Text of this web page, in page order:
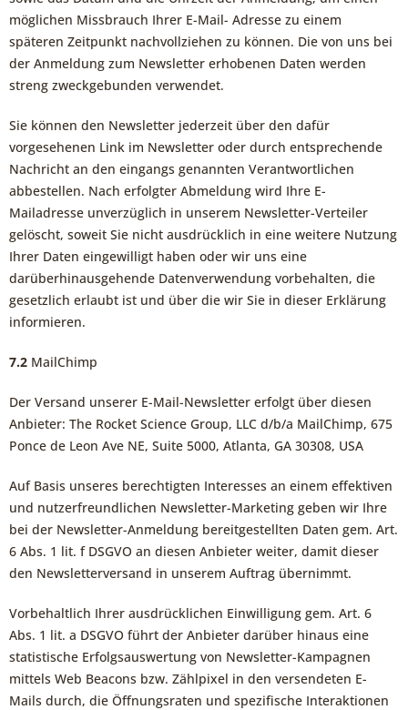
möglichen Missbrauch Ihrer E-Mail- Adresse zu einem
späteren Zeitpunkt nachvollziehen zu können. Die von uns bei
der Anmeldung zum Newsletter erhobenen Daten werden
streng zweckgebunden verwendet.
Sie können den Newsletter jederzeit über den dafür
vorgesehenen Link im Newsletter oder durch entsprechende
Nachricht an den eingangs genannten Verantwortlichen
abbestellen. Nach erfolgter Abmeldung wird Ihre E-
Mailadresse unverzüglich in unserem Newsletter-Verteiler
gelöscht, soweit Sie nicht ausdrücklich in eine weitere Nutzung
Ihrer Daten eingewilligt haben oder wir uns eine
darüberhinausgehende Datenverwendung vorbehalten, die
gesetzlich erlaubt ist und über die wir Sie in dieser Erklärung
informieren.
7.2 MailChimp
Der Versand unserer E-Mail-Newsletter erfolgt über diesen
Anbieter: The Rocket Science Group, LLC d/b/a MailChimp, 675
Ponce de Leon Ave NE, Suite 5000, Atlanta, GA 30308, USA
Auf Basis unseres berechtigten Interesses an einem effektiven
und nutzerfreundlichen Newsletter-Marketing geben wir Ihre
bei der Newsletter-Anmeldung bereitgestellten Daten gem. Art.
6 Abs. 1 lit. f DSGVO an diesen Anbieter weiter, damit dieser
den Newsletterversand in unserem Auftrag übernimmt.
Vorbehaltlich Ihrer ausdrücklichen Einwilligung gem. Art. 6
Abs. 1 lit. a DSGVO führt der Anbieter darüber hinaus eine
statistische Erfolgsauswertung von Newsletter-Kampagnen
mittels Web Beacons bzw. Zählpixel in den versendeten E-
Mails durch, die Öffnungsraten und spezifische Interaktionen